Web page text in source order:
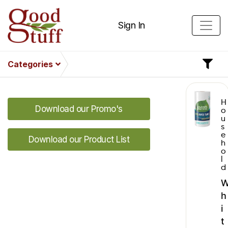
Sign In
Categories
Download our Promo's
Download our Product List
H
o
u
s
e
h
o
l
d
h
i
t